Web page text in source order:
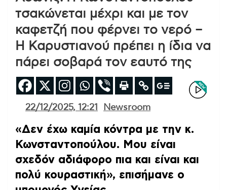
τσακώνεται μέχρι και με τον
καφετζή που φέρνει το νερό –
Η Καρυστιανού πρέπει η ίδια να
πάρει σοβαρά τον εαυτό της
22/12/2025, 12:21 Newsroom
«Δεν έχω καμία κόντρα με την κ.
Κωνσταντοπούλου. Μου είναι
σχεδόν αδιάφορο πια και είναι και
πολύ κουραστική», επισήμανε ο